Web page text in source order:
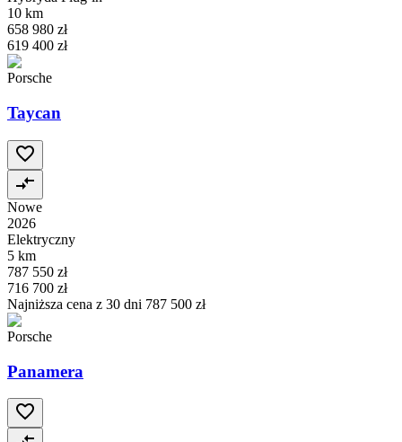
10 km
658 980 zł
619 400 zł
Porsche
Taycan
Nowe
2026
Elektryczny
5 km
787 550 zł
716 700 zł
Najniższa cena z 30 dni 787 500 zł
Porsche
Panamera